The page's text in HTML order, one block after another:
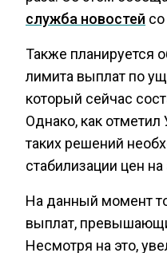
служба новостей
Также планируется
лимита выплат по
который сейчас
Однако, как
таких решений
стабилизации цен на
На данный момент
выплат,
Несмотря на это,